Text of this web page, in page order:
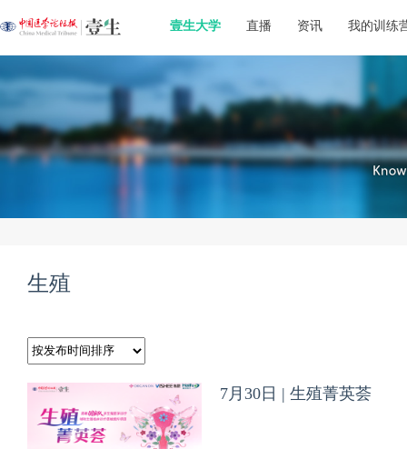
壹生大学 直播 资讯 我的训练
生殖
7月30日 | 生殖菁英荟